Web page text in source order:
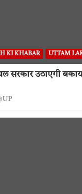
KI KHABAR UTTAM
सरकार उठाएगी